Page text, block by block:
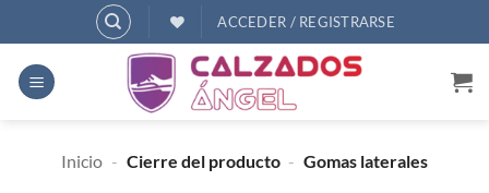
al
contenido
ACCEDER / REGISTRARSE
Inicio - Cierre del producto - Gomas laterales